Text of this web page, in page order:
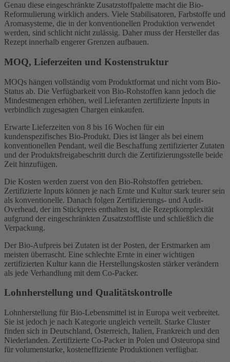
Genau diese eingeschränkte Zusatzstoffpalette macht die Bio-
Reformulierung wirklich anders. Viele Stabilisatoren, Farbstoffe und
Aromasysteme, die in der konventionellen Produktion verwendet
werden, sind schlicht nicht zulässig. Daher muss der Hersteller das
Rezept innerhalb engerer Grenzen aufbauen.
MOQ, Lieferzeiten und Kostenstruktur
MOQs hängen vollständig vom Produktformat und nicht vom Bio-
Status ab. Die Verfügbarkeit von Bio-Rohstoffen kann jedoch die
Mindestmengen erhöhen, weil Lieferanten zertifizierte Inputs in
verbindlich zugesagten Chargen einkaufen.
Erwarte Lieferzeiten von 8 bis 16 Wochen für ein
kundenspezifisches Bio-Produkt. Dies ist länger als bei einem
konventionellen Pendant, weil die Beschaffung zertifizierter Zutaten
und der Produktsfreigabeschritt durch die Zertifizierungsstelle beide
Zeit hinzufügen.
Die Kosten werden zuerst von den Bio-Rohstoffen getrieben.
Zertifizierte Inputs können je nach Ernte und Kultur stark teurer sein
als konventionelle. Danach folgen Zertifizierungs- und Audit-
Overhead, der im Stückpreis enthalten ist, die Rezeptkomplexität
aufgrund der eingeschränkten Zusatzstoffliste und schließlich die
Verpackung.
Der Bio-Aufpreis bei Zutaten ist der Posten, der Erstmarken am
meisten überrascht. Eine schlechte Ernte in einer wichtigen
zertifizierten Kultur kann die Herstellungskosten stärker verändern
als jede Verhandlung mit dem Co-Packer.
Lohnherstellung und Qualitätskontrolle
Lohnherstellung für Bio-Lebensmittel ist in Europa weit verbreitet.
Sie ist jedoch je nach Kategorie ungleich verteilt. Starke Cluster
finden sich in Deutschland, Österreich, Italien, Frankreich und den
Niederlanden. Zertifizierte Co-Packer in Polen und Osteuropa sind
für volumenstarke, kosteneffiziente Produktionen verfügbar.